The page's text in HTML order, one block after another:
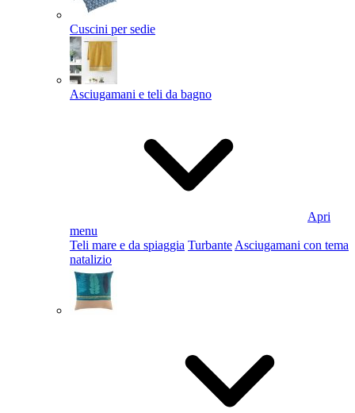
Cuscini per sedie
Asciugamani e teli da bagno
Apri
menu
Teli mare e da spiaggia Turbante Asciugamani con tema
natalizio